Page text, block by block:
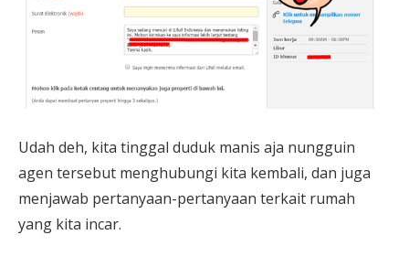
Udah deh, kita tinggal duduk manis aja nungguin
agen tersebut menghubungi kita kembali, dan juga
menjawab pertanyaan-pertanyaan terkait rumah
yang kita incar.